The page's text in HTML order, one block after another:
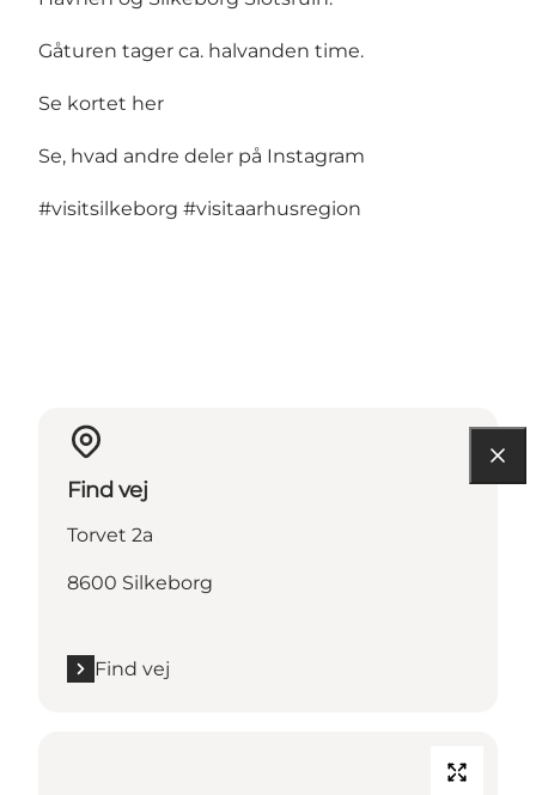
Gåturen tager ca. halvanden time.
Se kortet her
Se, hvad andre deler på Instagram
#visitsilkeborg #visitaarhusregion
Find vej
Torvet 2a
8600 Silkeborg
Find vej